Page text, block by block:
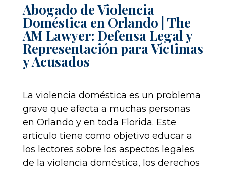
Abogado de Violencia
Doméstica en Orlando | The
AM Lawyer: Defensa Legal y
Representación para Víctimas
y Acusados
La violencia doméstica es un problema
grave que afecta a muchas personas
en Orlando y en toda Florida. Este
artículo tiene como objetivo educar a
los lectores sobre los aspectos legales
de la violencia doméstica, los derechos